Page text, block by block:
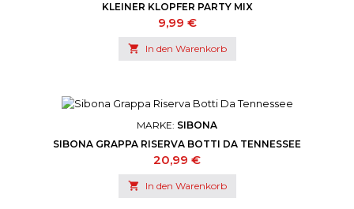
KLEINER KLOPFER PARTY MIX
Preis
9,99 €
 In den Warenkorb
MARKE: SIBONA
SIBONA GRAPPA RISERVA BOTTI DA TENNESSEE
Preis
20,99 €
 In den Warenkorb